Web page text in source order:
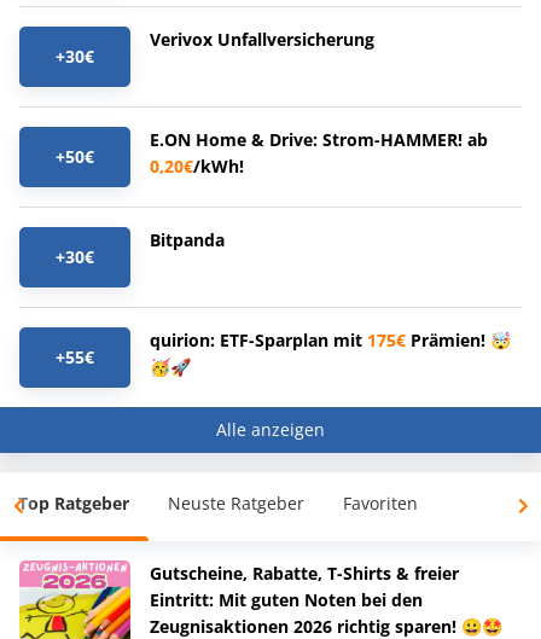
+30€
Verivox Unfallversicherung
+50€
E.ON Home & Drive: Strom-HAMMER! ab
0,20€/kWh!
+30€
Bitpanda
+55€
quirion: ETF-Sparplan mit 175€ Prämien! 🤯
🥳🚀
Alle anzeigen
Top Ratgeber Neuste Ratgeber Favoriten
Gutscheine, Rabatte, T-Shirts & freier
Eintritt: Mit guten Noten bei den
Zeugnisaktionen 2026 richtig sparen! 😀🤩